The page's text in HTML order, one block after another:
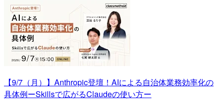
【9/7（月）】Anthropic登壇！AIによる自治体業務効率化の
具体例ーSkillsで広がるClaudeの使い方ー